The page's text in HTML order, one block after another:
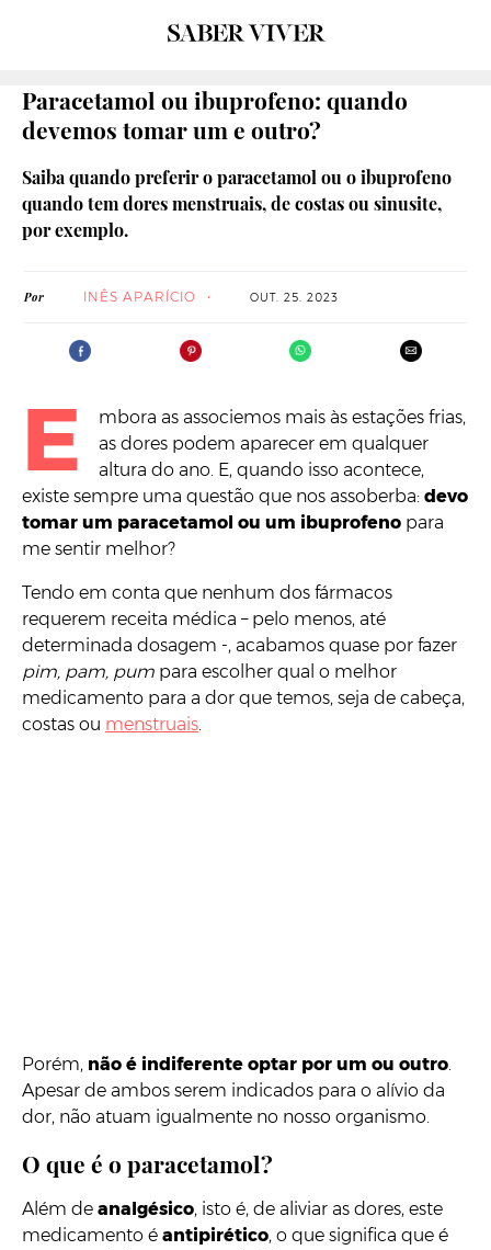
Paracetamol ou ibuprofeno: quando
devemos tomar um e outro?
Saiba quando preferir o paracetamol ou o ibuprofeno
quando tem dores menstruais, de costas ou sinusite,
por exemplo.
Por INÊS APARÍCIO OUT. 25. 2023
E
mbora as associemos mais às estações frias,
as dores podem aparecer em qualquer
altura do ano. E, quando isso acontece,
existe sempre uma questão que nos assoberba: devo
tomar um paracetamol ou um ibuprofeno para
me sentir melhor?
Tendo em conta que nenhum dos fármacos
requerem receita médica – pelo menos, até
determinada dosagem -, acabamos quase por fazer
pim, pam, pum para escolher qual o melhor
medicamento para a dor que temos, seja de cabeça,
costas ou menstruais.
Porém, não é indiferente optar por um ou outro.
Apesar de ambos serem indicados para o alívio da
dor, não atuam igualmente no nosso organismo.
O que é o paracetamol?
Além de analgésico, isto é, de aliviar as dores, este
medicamento é antipirético, o que significa que é